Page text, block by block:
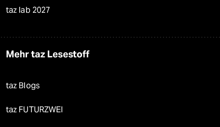
taz lab 2027
Mehr taz Lesestoff
taz Blogs
taz FUTURZWEI